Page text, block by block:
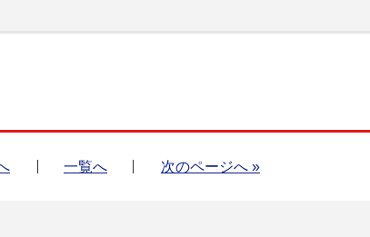
一覧へ 次のページへ »